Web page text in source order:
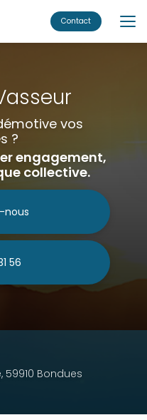
Contact
vos
?
engagement,
collective.
nous
56
59910 Bondues